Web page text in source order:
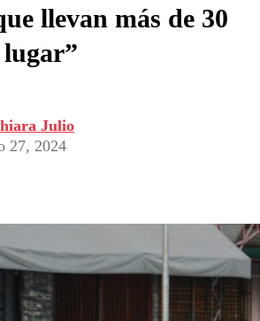
llevan más de 30
lugar”
Julio
27, 2024